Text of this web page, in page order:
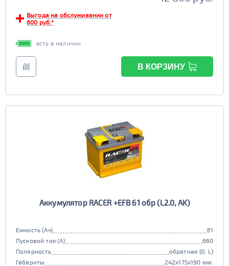
Выгода на обслуживании от
600 руб.*
есть в наличии
В КОРЗИНУ
Аккумулятор RACER +EFB 61 обр (L2.0, AK)
Емкость (Ач)
61
Пусковой ток (А)
660
Полярность
обратная (0, L)
Габариты
242x175x190 мм.